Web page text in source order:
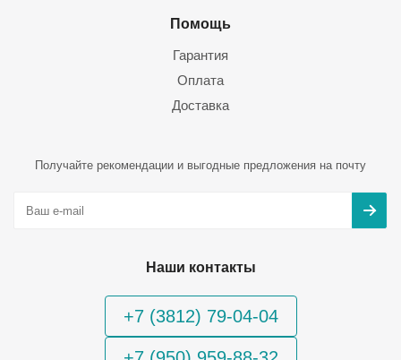
Помощь
Гарантия
Оплата
Доставка
Получайте рекомендации и выгодные предложения на почту
Наши контакты
+7 (3812) 79-04-04